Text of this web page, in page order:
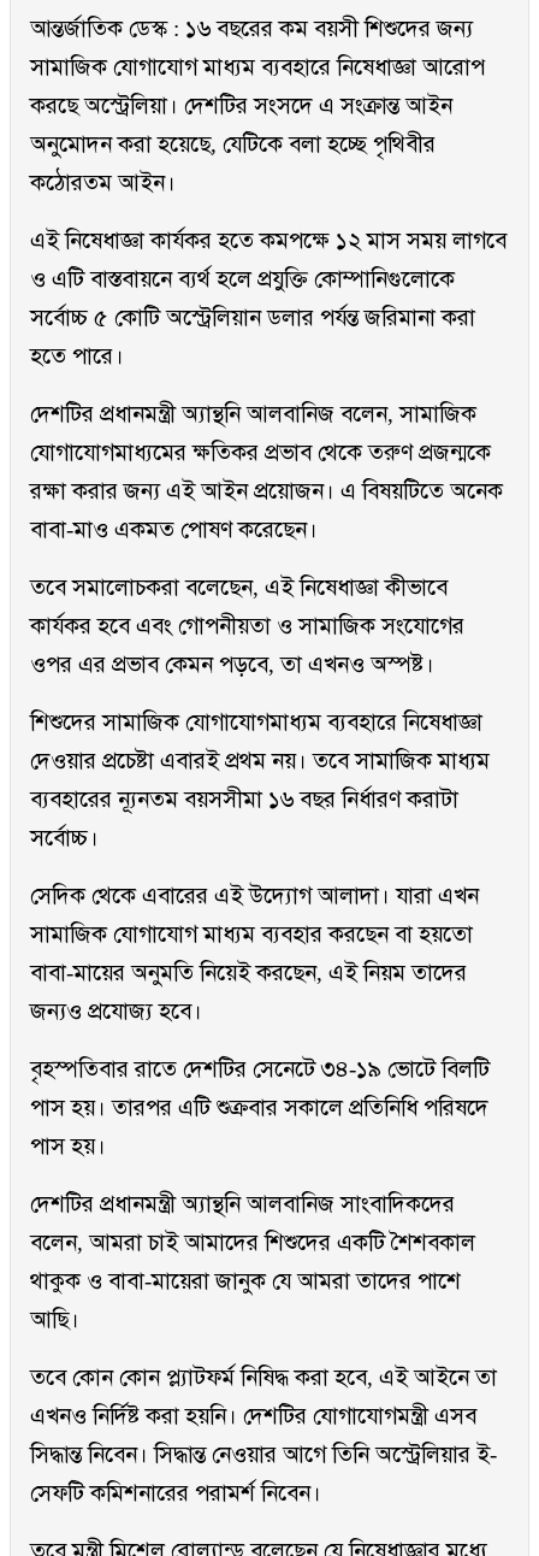
আন্তর্জাতিক ডেস্ক : ১৬ বছরের কম বয়সী শিশুদের জন্য
সামাজিক যোগাযোগ মাধ্যম ব্যবহারে নিষেধাজ্ঞা আরোপ
করছে অস্ট্রেলিয়া। দেশটির সংসদে এ সংক্রান্ত আইন
অনুমোদন করা হয়েছে, যেটিকে বলা হচ্ছে পৃথিবীর
কঠোরতম আইন।
এই নিষেধাজ্ঞা কার্যকর হতে কমপক্ষে ১২ মাস সময় লাগবে
ও এটি বাস্তবায়নে ব্যর্থ হলে প্রযুক্তি কোম্পানিগুলোকে
সর্বোচ্চ ৫ কোটি অস্ট্রেলিয়ান ডলার পর্যন্ত জরিমানা করা
হতে পারে।
দেশটির প্রধানমন্ত্রী অ্যান্থনি আলবানিজ বলেন, সামাজিক
যোগাযোগমাধ্যমের ক্ষতিকর প্রভাব থেকে তরুণ প্রজন্মকে
রক্ষা করার জন্য এই আইন প্রয়োজন। এ বিষয়টিতে অনেক
বাবা-মাও একমত পোষণ করেছেন।
তবে সমালোচকরা বলেছেন, এই নিষেধাজ্ঞা কীভাবে
কার্যকর হবে এবং গোপনীয়তা ও সামাজিক সংযোগের
ওপর এর প্রভাব কেমন পড়বে, তা এখনও অস্পষ্ট।
শিশুদের সামাজিক যোগাযোগমাধ্যম ব্যবহারে নিষেধাজ্ঞা
দেওয়ার প্রচেষ্টা এবারই প্রথম নয়। তবে সামাজিক মাধ্যম
ব্যবহারের ন্যূনতম বয়সসীমা ১৬ বছর নির্ধারণ করাটা
সর্বোচ্চ।
সেদিক থেকে এবারের এই উদ্যোগ আলাদা। যারা এখন
সামাজিক যোগাযোগ মাধ্যম ব্যবহার করছেন বা হয়তো
বাবা-মায়ের অনুমতি নিয়েই করছেন, এই নিয়ম তাদের
জন্যও প্রযোজ্য হবে।
বৃহস্পতিবার রাতে দেশটির সেনেটে ৩৪-১৯ ভোটে বিলটি
পাস হয়। তারপর এটি শুক্রবার সকালে প্রতিনিধি পরিষদে
পাস হয়।
দেশটির প্রধানমন্ত্রী অ্যান্থনি আলবানিজ সাংবাদিকদের
বলেন, আমরা চাই আমাদের শিশুদের একটি শৈশবকাল
থাকুক ও বাবা-মায়েরা জানুক যে আমরা তাদের পাশে
আছি।
তবে কোন কোন প্ল্যাটফর্ম নিষিদ্ধ করা হবে, এই আইনে তা
এখনও নির্দিষ্ট করা হয়নি। দেশটির যোগাযোগমন্ত্রী এসব
সিদ্ধান্ত নিবেন। সিদ্ধান্ত নেওয়ার আগে তিনি অস্ট্রেলিয়ার ই-
সেফটি কমিশনারের পরামর্শ নিবেন।